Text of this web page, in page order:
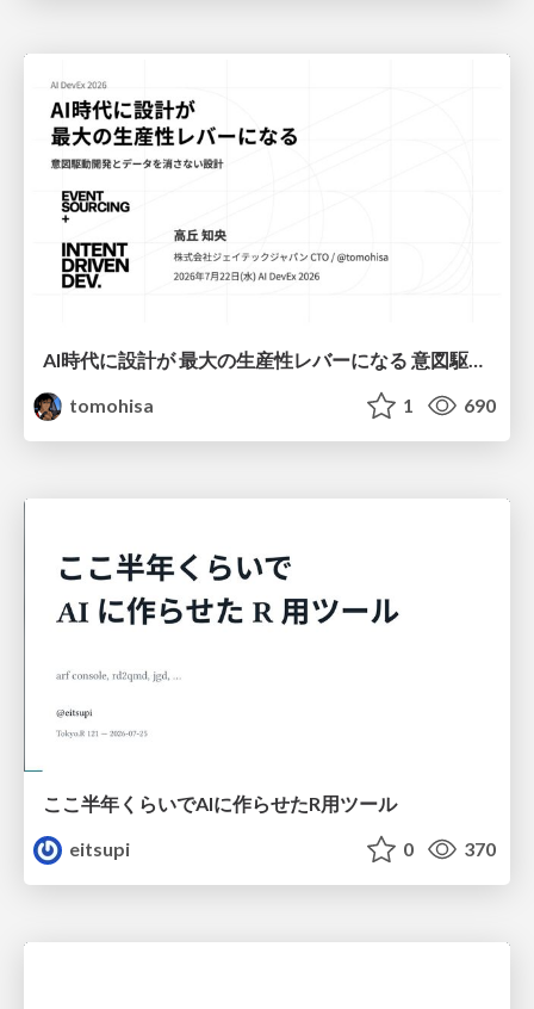
AI時代に設計が 最大の生産性レバーになる 意図駆動開発とデータを消さない設計｜Don't Delete Your Data or Your Intent — Design as the Deepest Lever in the AI Era
tomohisa
1 690
ここ半年くらいでAIに作らせたR用ツール
eitsupi
0 370